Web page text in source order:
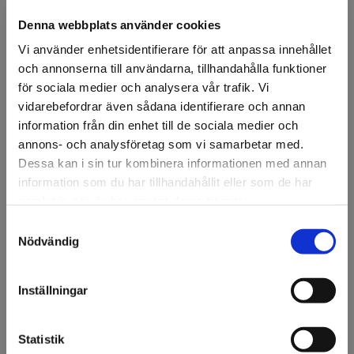
Denna webbplats använder cookies
Vi använder enhetsidentifierare för att anpassa innehållet
och annonserna till användarna, tillhandahålla funktioner
för sociala medier och analysera vår trafik. Vi
vidarebefordrar även sådana identifierare och annan
information från din enhet till de sociala medier och
annons- och analysföretag som vi samarbetar med.
Dessa kan i sin tur kombinera informationen med annan
information som du har tillhandahållit eller som de har
Nödvändig
Inställningar
Statistik
Artikelnr: 84579A
Variant (färg)
RP35 Vit
RP36 Transparent
Ansök om konto
Beskrivning
ASLAN RP35 och RP36 är en bakprojektionsfilm för
projicering av bilder, video och presentationer på
på insidan av glaset och används tillsammans med en
projektor för att visa film, bilder och presentationer som
skyltfönster.